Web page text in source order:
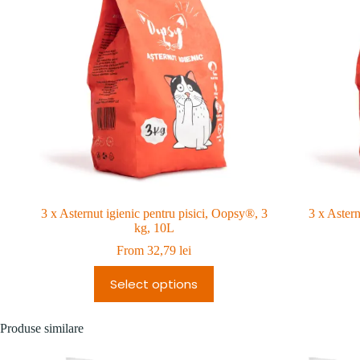
3 x Asternut igienic pentru pisici, Oopsy®, 3
kg, 10L
From 32,79lei
Select options
3 x
Produse similare